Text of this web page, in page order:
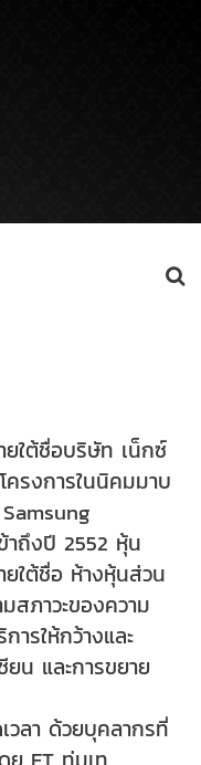
ยใต้ชื่อบริษัท เน็กซ์
รงการในนิคมมาบ
าถึงปี 2552 หุ้น
ใต้ชื่อ ห้างหุ้นส่วน
สภาวะของความ
รให้กว้างและ
น และการขยาย
วลา ด้วยบุคลากรที่